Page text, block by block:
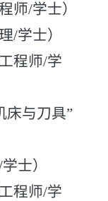
师/学士）
/学士）
程师/学
床与刀具”
士）
程师/学